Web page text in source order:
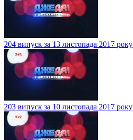
204 випуск за 13 листопада 2017 року
203 випуск за 10 листопада 2017 року